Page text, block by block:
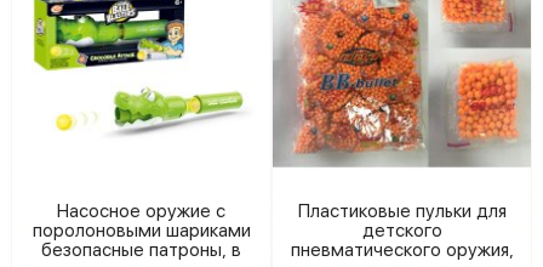
Насосное оружие с
поролоновыми шариками
безопасные патроны, в
Пластиковые пульки для
детского
пневматического оружия,